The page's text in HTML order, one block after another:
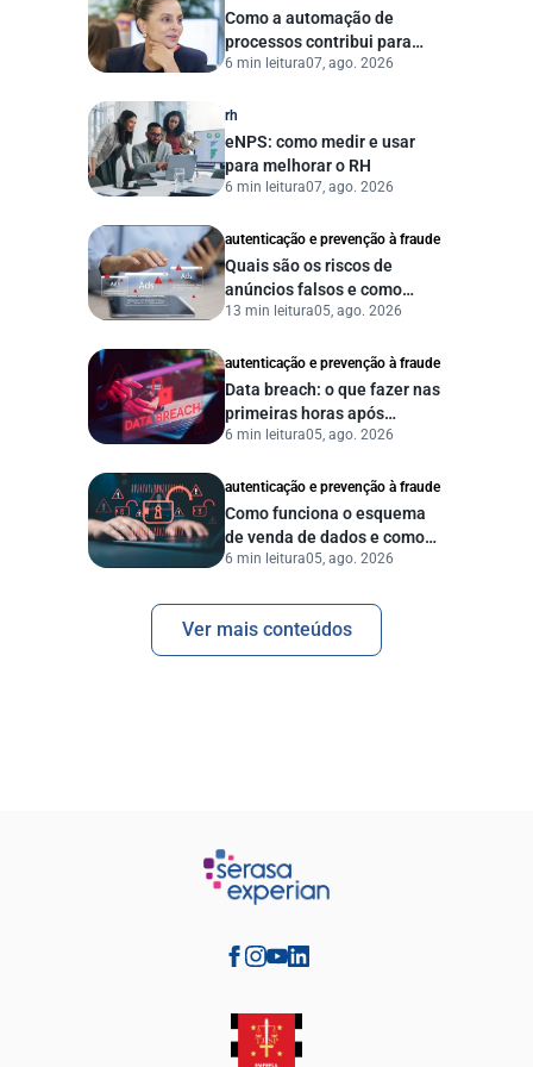
Como a automação de
processos contribui para
uma gestão pública mais
6 min leitura07, ago. 2026
rh
eNPS: como medir e usar
para melhorar o RH
6 min leitura07, ago. 2026
autenticação e prevenção à fraude
Quais são os riscos de
anúncios falsos e como
proteger seu negócio?
13 min leitura05, ago. 2026
autenticação e prevenção à fraude
Data breach: o que fazer nas
primeiras horas após
vazamento de dados?
6 min leitura05, ago. 2026
autenticação e prevenção à fraude
Como funciona o esquema
de venda de dados e como
proteger sua empresa?
6 min leitura05, ago. 2026
Ver mais conteúdos